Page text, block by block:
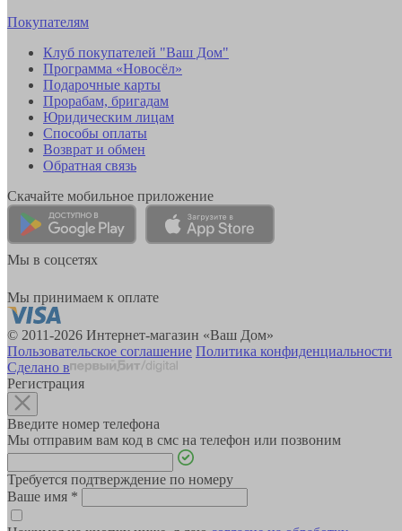
Покупателям
Клуб покупателей "Ваш Дом"
Программа «Новосёл»
Подарочные карты
Прорабам, бригадам
Юридическим лицам
Способы оплаты
Возврат и обмен
Обратная связь
Скачайте мобильное приложение
Мы в соцсетях
Мы принимаем к оплате
© 2011-2026 Интернет-магазин «Ваш Дом»
Пользовательское соглашение Политика конфиденциальности
Сделано в
Регистрация
Введите номер телефона
Мы отправим вам код в смс на телефон или позвоним
Требуется подтверждение по номеру
Ваше имя *